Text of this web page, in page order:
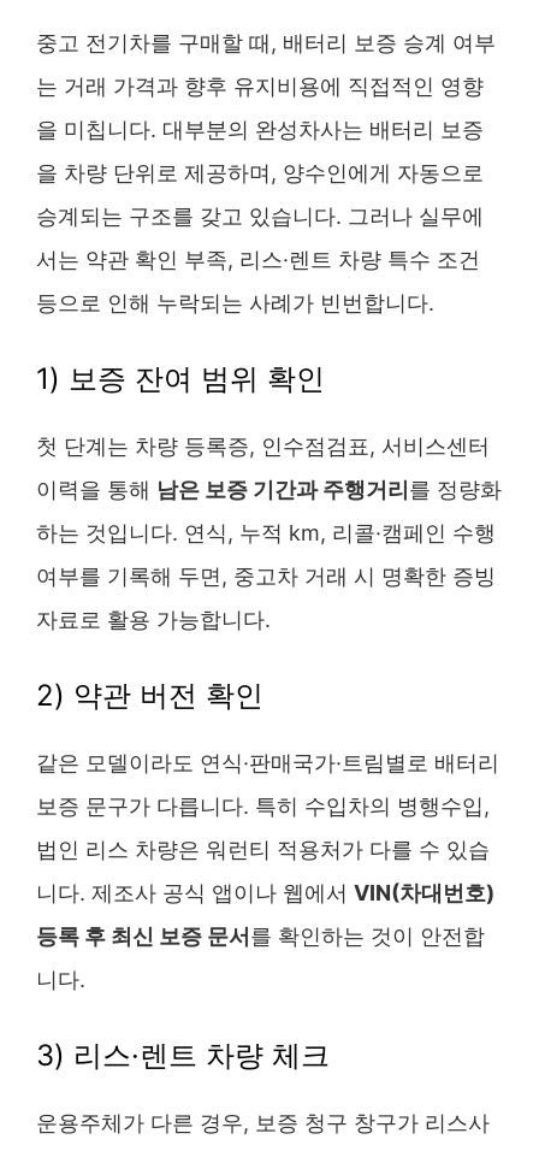
중고 전기차를 구매할 때, 배터리 보증 승계 여부
는 거래 가격과 향후 유지비용에 직접적인 영향
을 미칩니다. 대부분의 완성차사는 배터리 보증
을 차량 단위로 제공하며, 양수인에게 자동으로
승계되는 구조를 갖고 있습니다. 그러나 실무에
서는 약관 확인 부족, 리스·렌트 차량 특수 조건
등으로 인해 누락되는 사례가 빈번합니다.
1) 보증 잔여 범위 확인
첫 단계는 차량 등록증, 인수점검표, 서비스센터
이력을 통해 남은 보증 기간과 주행거리를 정량화
하는 것입니다. 연식, 누적 km, 리콜·캠페인 수행
여부를 기록해 두면, 중고차 거래 시 명확한 증빙
자료로 활용 가능합니다.
2) 약관 버전 확인
같은 모델이라도 연식·판매국가·트림별로 배터리
보증 문구가 다릅니다. 특히 수입차의 병행수입,
법인 리스 차량은 워런티 적용처가 다를 수 있습
니다. 제조사 공식 앱이나 웹에서 VIN(차대번호)
등록 후 최신 보증 문서를 확인하는 것이 안전합
니다.
3) 리스·렌트 차량 체크
운용주체가 다른 경우, 보증 청구 창구가 리스사